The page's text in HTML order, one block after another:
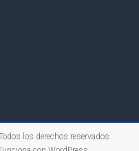
los derechos reservados.